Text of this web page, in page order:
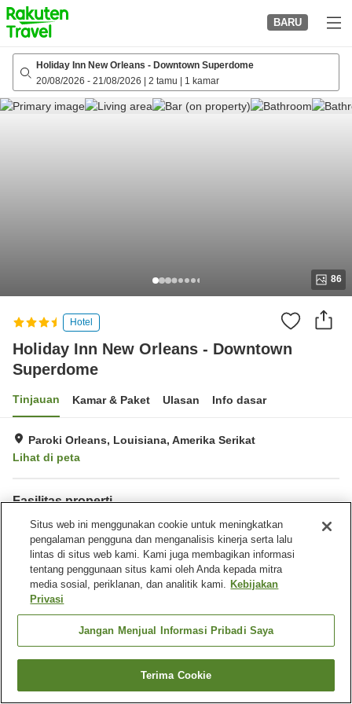
to
top
page
BARU
Holiday Inn New Orleans - Downtown Superdome
20/08/2026 - 21/08/2026 2 tamu 1 kamar
86
Hotel
Holiday Inn New Orleans - Downtown
Superdome
Tinjauan Kamar & Paket Ulasan Info dasar
Paroki Orleans, Louisiana, Amerika Serikat
Lihat di peta
Fasilitas properti
Tempat parkir
Restoran
Bar
Benar-benar bebas rokok
Beranda Amerika Serikat Louisiana
Paroki Orleans
Holiday Inn New Orleans - Downtown Superdome
Cari kamar
Situs web ini menggunakan cookie untuk meningkatkan
pengalaman pengguna dan menganalisis kinerja serta lalu
lintas di situs web kami. Kami juga membagikan informasi
tentang penggunaan situs kami oleh Anda kepada mitra
media sosial, periklanan, dan analitik kami. Kebijakan
Privasi
Jangan Menjual Informasi Pribadi Saya
Terima Cookie